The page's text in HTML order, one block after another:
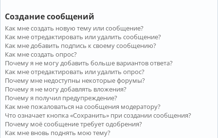
Создание сообщений
Как мне создать новую тему или сообщение?
Как мне отредактировать или удалить сообщение?
Как мне добавить подпись к своему сообщению?
Как мне создать опрос?
Почему я не могу добавить больше вариантов ответа?
Как мне отредактировать или удалить опрос?
Почему мне недоступны некоторые форумы?
Почему я не могу добавлять вложения?
Почему я получил предупреждение?
Как мне пожаловаться на сообщения модератору?
Что означает кнопка «Сохранить» при создании сообщения?
Почему моё сообщение требует одобрения?
Как мне вновь поднять мою тему?